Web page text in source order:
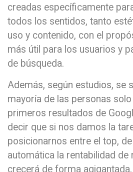
creadas específicamente
todos los sentidos, tanto
uso y contenido, con el
más útil para los usuarios y
de búsqueda.
Además, según estudios, se
mayoría de las personas
primeros resultados de
decir que si nos damos la
posicionarnos entre el top,
automática la rentabilidad de
crecerá de forma